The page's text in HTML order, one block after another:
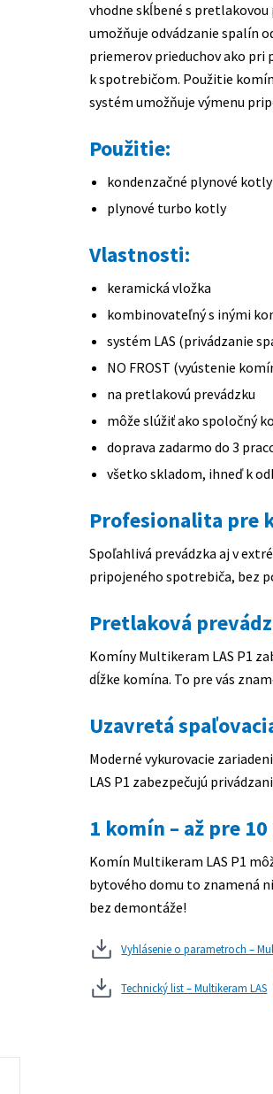
vhodne skĺbené s
umožňuje odvádzanie spalín
priemerov prieduchov ako pri
k spotrebičom. Použitie
systém umožňuje výmenu
Použitie:
kondenzačné plynové kotly
plynové turbo kotly
Vlastnosti:
keramická vložka
kombinovateľný s inými
systém LAS (privádzanie
NO FROST (vyústenie
na pretlakovú prevádzku
môže slúžiť ako spoločný
doprava zadarmo do 3
všetko skladom, ihneď k
Profesionalita pre
Spoľahlivá prevádzka aj v
pripojeného spotrebiča, bez
Pretlaková
Komíny Multikeram LAS P1
dĺžke komína. To pre vás
Uzavretá
Moderné vykurovacie
LAS P1 zabezpečujú
1 komín – až pre
Komín Multikeram LAS P1
bytového domu to znamená
bez demontáže!
Vyhlásenie o parametroch –
Technický list – Multikeram LAS